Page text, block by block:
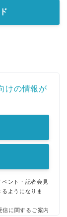
けの情報が
ント・記者会見
ようになりま
信に関するご案内